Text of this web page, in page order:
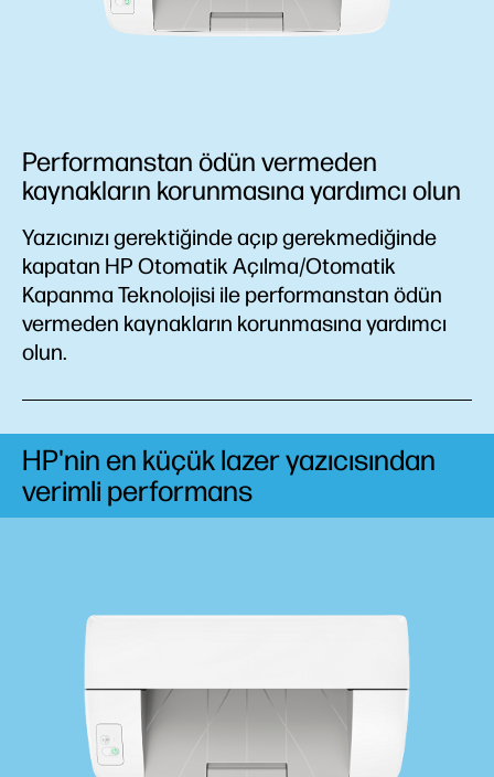
Performanstan ödün vermeden
kaynakların korunmasına yardımcı olun
Yazıcınızı gerektiğinde açıp gerekmediğinde
kapatan HP Otomatik Açılma/Otomatik
Kapanma Teknolojisi ile performanstan ödün
vermeden kaynakların korunmasına yardımcı
olun.
HP'nin en küçük lazer yazıcısından
verimli performans